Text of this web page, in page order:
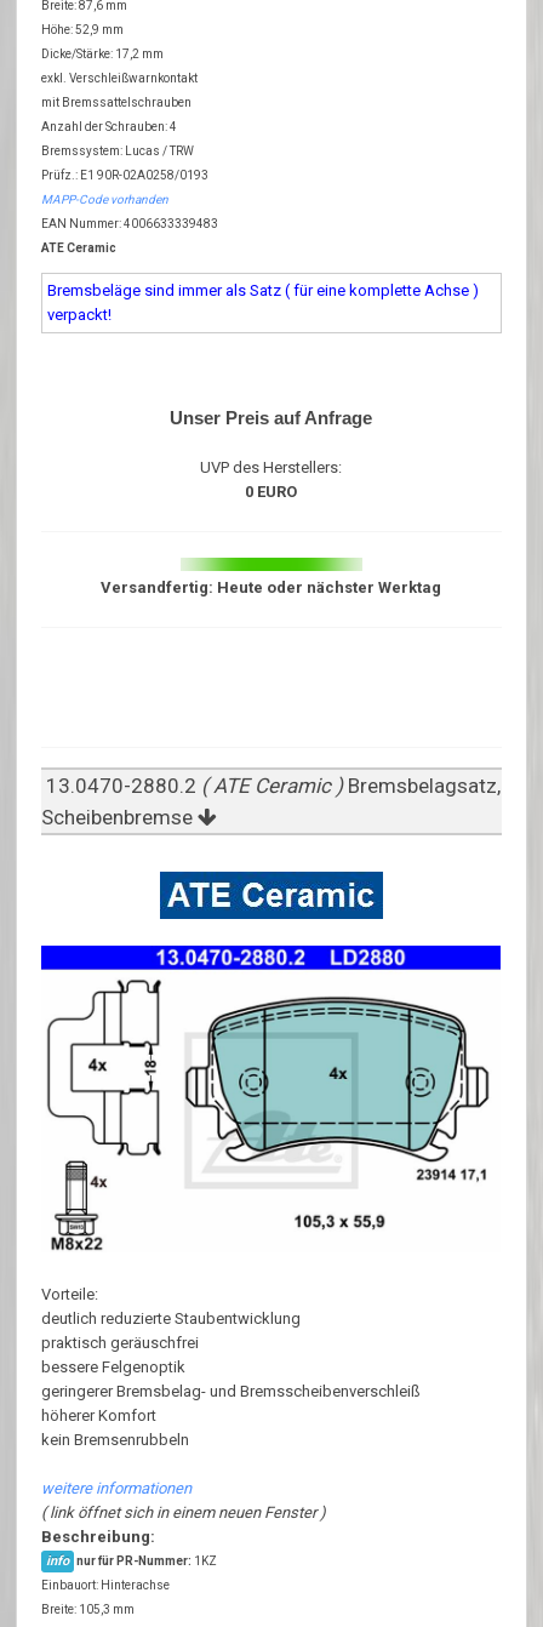
Breite: 87,6 mm
Höhe: 52,9 mm
Dicke/Stärke: 17,2 mm
exkl. Verschleißwarnkontakt
mit Bremssattelschrauben
Anzahl der Schrauben: 4
Bremssystem: Lucas / TRW
Prüfz.: E1 90R-02A0258/0193
MAPP-Code vorhanden
EAN Nummer: 4006633339483
ATE Ceramic
Bremsbeläge sind immer als Satz ( für eine komplette Achse )
verpackt!
Unser Preis auf Anfrage
UVP des Herstellers:
0 EURO
Versandfertig: Heute oder nächster Werktag
13.0470-2880.2 ( ATE Ceramic ) Bremsbelagsatz,
Scheibenbremse
Vorteile:
deutlich reduzierte Staubentwicklung
praktisch geräuschfrei
bessere Felgenoptik
geringerer Bremsbelag- und Bremsscheibenverschleiß
höherer Komfort
kein Bremsenrubbeln
weitere informationen
( link öffnet sich in einem neuen Fenster )
Beschreibung:
info nur für PR-Nummer: 1KZ
Einbauort: Hinterachse
Breite: 105,3 mm